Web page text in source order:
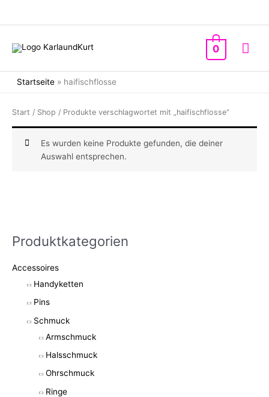
0
Startseite » haifischflosse
Produktkategorien
Accessoires
Handyketten
Pins
Schmuck
Armschmuck
Halsschmuck
Ohrschmuck
Ringe
Start / Shop / Produkte verschlagwortet mit „haifischflosse“
Es wurden keine Produkte gefunden, die deiner
Auswahl entsprechen.